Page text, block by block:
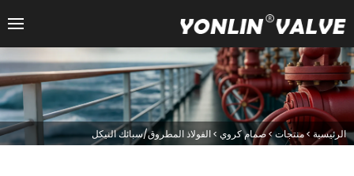
الرئيسية >منتجات>صمام كروي >الفولاذ المطروق/سبائك النيكل